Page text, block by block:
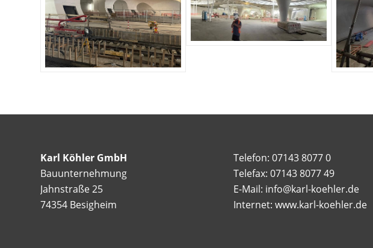
Karl Köhler GmbH
Bauunternehmung
Jahnstraße 25
74354 Besigheim
Telefon: 07143 8077 0
Telefax: 07143 8077 49
E-Mail: info@karl-koehler.de
Internet: www.karl-koehler.de